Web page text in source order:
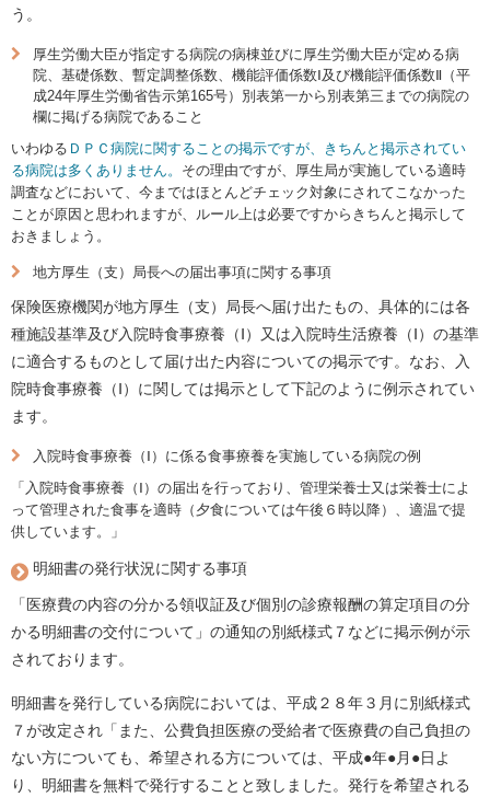
う。
厚生労働大臣が指定する病院の病棟並びに厚生労働大臣が定める病
院、基礎係数、暫定調整係数、機能評価係数Ⅰ及び機能評価係数Ⅱ（平
成24年厚生労働省告示第165号）別表第一から別表第三までの病院の
欄に掲げる病院であること
いわゆる ＤＰＣ病院に関することの掲示ですが、きちんと掲示されてい
る病院は多くありません。 その理由ですが、厚生局が実施している適時
調査などにおいて、今まではほとんどチェック対象にされてこなかった
ことが原因と思われますが、ルール上は必要ですからきちんと掲示して
おきましょう。
地方厚生（支）局長への届出事項に関する事項
保険医療機関が地方厚生（支）局長へ届け出たもの、具体的には各
種施設基準及び入院時食事療養（Ⅰ）又は入院時生活療養（Ⅰ）の基準
に適合するものとして届け出た内容についての掲示です。なお、入
院時食事療養（Ⅰ）に関しては掲示として下記のように例示されてい
ます。
入院時食事療養（Ⅰ）に係る食事療養を実施している病院の例
「入院時食事療養（Ⅰ）の届出を行っており、管理栄養士又は栄養士によ
って管理された食事を適時（夕食については午後６時以降）、適温で提
供しています。」
明細書の発行状況に関する事項
「医療費の内容の分かる領収証及び個別の診療報酬の算定項目の分
かる明細書の交付について」の通知の別紙様式７などに掲示例が示
されております。
明細書を発行している病院においては、平成２８年３月に別紙様式
７が改定され「また、公費負担医療の受給者で医療費の自己負担の
ない方についても、希望される方については、平成●年●月●日よ
り、明細書を無料で発行することと致しました。発行を希望される